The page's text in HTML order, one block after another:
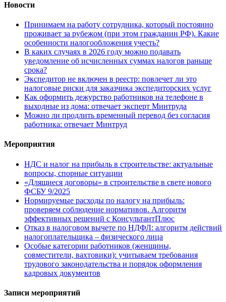
Новости
Принимаем на работу сотрудника, который постоянно
проживает за рубежом (при этом гражданин РФ). Какие
особенности налогообложения учесть?
В каких случаях в 2026 году можно подавать
уведомление об исчисленных суммах налогов раньше
срока?
Экспедитор не включен в реестр: повлечет ли это
налоговые риски для заказчика экспедиторских услуг
Как оформить дежурство работников на телефоне в
выходные из дома: отвечает эксперт Минтруда
Можно ли продлить временный перевод без согласия
работника: отвечает Минтруд
Мероприятия
НДС и налог на прибыль в строительстве: актуальные
вопросы, спорные ситуации
«Длящиеся договоры» в строительстве в свете нового
ФСБУ 9/2025
Нормируемые расходы по налогу на прибыль:
проверяем соблюдение нормативов. Алгоритм
эффективных решений с КонсультантПлюс
Отказ в налоговом вычете по НДФЛ: алгоритм действий
налогоплательщика – физического лица
Особые категории работников (женщины,
совместители, вахтовики): учитываем требования
трудового законодательства и порядок оформления
кадровых документов
Записи мероприятий